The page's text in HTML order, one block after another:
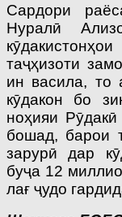
Сардори
Нуралӣ
таҷҳизоти
ин васила, то
кӯдакон бо
ноҳияи
бошад, барои
зарурӣ дар
буҷа 12
лағ ҷудо